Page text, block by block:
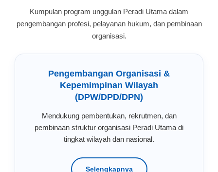
Kumpulan program unggulan Peradi Utama dalam
pengembangan profesi, pelayanan hukum, dan pembinaan
organisasi.
Pengembangan Organisasi &
Kepemimpinan Wilayah
(DPW/DPD/DPN)
Mendukung pembentukan, rekrutmen, dan
pembinaan struktur organisasi Peradi Utama di
tingkat wilayah dan nasional.
Selengkapnya